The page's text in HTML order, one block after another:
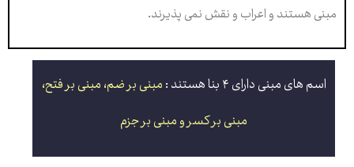
مبنی هستند و اعراب و نقش نمی پذیرند.
اسم های مبنی دارای ۴ بنا هستند :
مبنی بر ضم، مبنی بر فتح،
مبنی بر کسر و مبنی بر جزم